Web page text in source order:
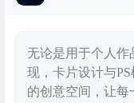
无论是用于个人作
现，卡片设计与
的创意空间，让每